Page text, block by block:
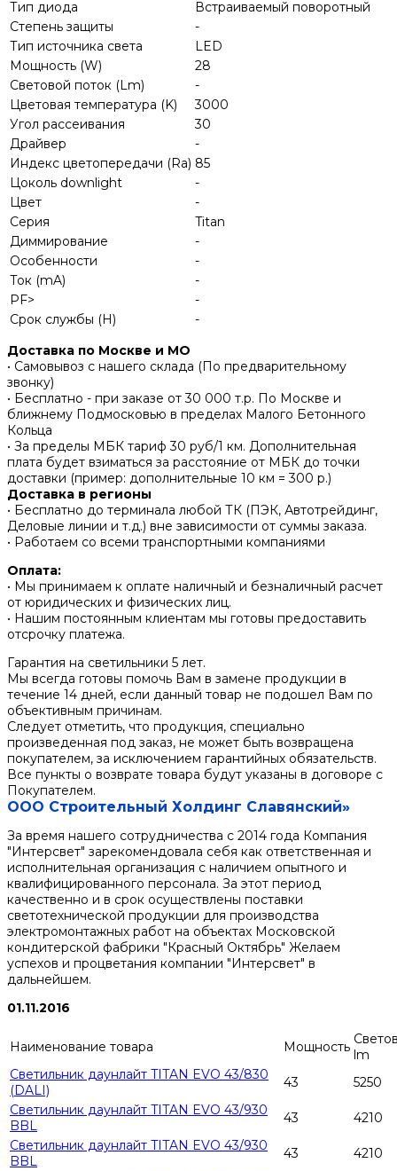
Тип диода
Встраиваемый поворотный
Степень защиты
-
Тип источника света
LED
Мощность (W)
28
Световой поток (Lm)
-
Цветовая температура (K)
3000
Угол рассеивания
30
Драйвер
-
Индекс цветопередачи (Ra) 85
Цоколь downlight
-
Цвет
-
Серия
Titan
Диммирование
-
Особенности
-
Ток (mA)
-
PF>
-
Срок службы (H)
-
Доставка по Москве и МО
• Самовывоз с нашего склада (По предварительному
звонку)
• Бесплатно - при заказе от 30 000 т.р. По Москве и
ближнему Подмосковью в пределах Малого Бетонного
Кольца
• За пределы МБК тариф 30 руб/1 км. Дополнительная
плата будет взиматься за расстояние от МБК до точки
доставки (пример: дополнительные 10 км = 300 р.)
Доставка в регионы
• Бесплатно до терминала любой ТК (ПЭК, Автотрейдинг,
Деловые линии и т.д.) вне зависимости от суммы заказа.
• Работаем со всеми транспортными компаниями
Оплата:
• Мы принимаем к оплате наличный и безналичный расчет
от юридических и физических лиц.
• Нашим постоянным клиентам мы готовы предоставить
отсрочку платежа.
Гарантия на светильники 5 лет.
Мы всегда готовы помочь Вам в замене продукции в
течение 14 дней, если данный товар не подошел Вам по
объективным причинам.
Следует отметить, что продукция, специально
произведенная под заказ, не может быть возвращена
покупателем, за исключением гарантийных обязательств.
Все пункты о возврате товара будут указаны в договоре с
Покупателем.
ООО Строительный Холдинг Славянский»
За время нашего сотрудничества с 2014 года Компания
"Интерсвет" зарекомендовала себя как ответственная и
исполнительная организация с наличием опытного и
квалифицированного персонала. За этот период
качественно и в срок осуществлены поставки
светотехнической продукции для производства
электромонтажных работ на объектах Московской
кондитерской фабрики "Красный Октябрь" Желаем
успехов и процветания компании "Интерсвет" в
дальнейшем.
01.11.2016
Наименование товара Мощность lm
Светильник даунлайт TITAN EVO 43/830
(DALI)
43
5250
Светильник даунлайт TITAN EVO 43/930
BBL
43
4210
Светильник даунлайт TITAN EVO 43/930
BBL
43 4210